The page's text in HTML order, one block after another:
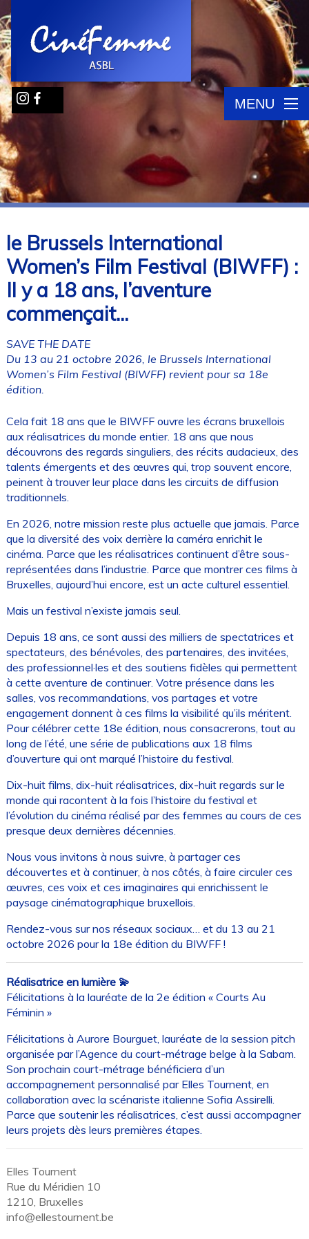
MENU
le Brussels International
Women’s Film Festival (BIWFF) :
Il y a 18 ans, l’aventure
commençait...
SAVE THE DATE
Du 13 au 21 octobre 2026, le Brussels International
Women’s Film Festival (BIWFF) revient pour sa 18e
édition.
Cela fait 18 ans que le BIWFF ouvre les écrans bruxellois
aux réalisatrices du monde entier. 18 ans que nous
découvrons des regards singuliers, des récits audacieux, des
talents émergents et des œuvres qui, trop souvent encore,
peinent à trouver leur place dans les circuits de diffusion
traditionnels.
En 2026, notre mission reste plus actuelle que jamais. Parce
que la diversité des voix derrière la caméra enrichit le
cinéma. Parce que les réalisatrices continuent d’être sous-
représentées dans l’industrie. Parce que montrer ces films à
Bruxelles, aujourd’hui encore, est un acte culturel essentiel.
Mais un festival n’existe jamais seul.
Depuis 18 ans, ce sont aussi des milliers de spectatrices et
spectateurs, des bénévoles, des partenaires, des invitées,
des professionnel·les et des soutiens fidèles qui permettent
à cette aventure de continuer. Votre présence dans les
salles, vos recommandations, vos partages et votre
engagement donnent à ces films la visibilité qu’ils méritent.
Pour célébrer cette 18e édition, nous consacrerons, tout au
long de l’été, une série de publications aux 18 films
d’ouverture qui ont marqué l’histoire du festival.
Dix-huit films, dix-huit réalisatrices, dix-huit regards sur le
monde qui racontent à la fois l’histoire du festival et
l’évolution du cinéma réalisé par des femmes au cours de ces
presque deux dernières décennies.
Nous vous invitons à nous suivre, à partager ces
découvertes et à continuer, à nos côtés, à faire circuler ces
œuvres, ces voix et ces imaginaires qui enrichissent le
paysage cinématographique bruxellois.
Rendez-vous sur nos réseaux sociaux… et du 13 au 21
octobre 2026 pour la 18e édition du BIWFF !
Réalisatrice en lumière 💫
Félicitations à la lauréate de la 2e édition « Courts Au
Féminin »
Félicitations à Aurore Bourguet, lauréate de la session pitch
organisée par l’Agence du court-métrage belge à la Sabam.
Son prochain court-métrage bénéficiera d’un
accompagnement personnalisé par Elles Tournent, en
collaboration avec la scénariste italienne Sofia Assirelli.
Parce que soutenir les réalisatrices, c’est aussi accompagner
leurs projets dès leurs premières étapes.
Elles Tournent
Rue du Méridien 10
1210, Bruxelles
info@ellestournent.be